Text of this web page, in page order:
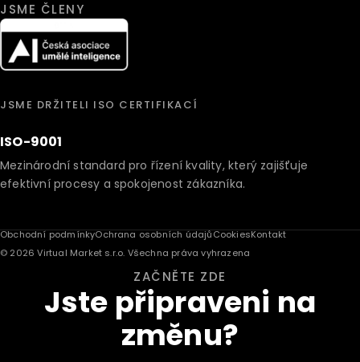
JSME ČLENY
JSME DRŽITELI ISO CERTIFIKACÍ
ISO-9001
Mezinárodní standard pro řízení kvality, který zajišťuje
efektivní procesy a spokojenost zákazníka.
Obchodní podmínkyOchrana osobních údajůCookiesKontakt
© 2026 Virtual Market s.r.o. Všechna práva vyhrazena
ZAČNĚTE ZDE
Jste připraveni na
změnu?